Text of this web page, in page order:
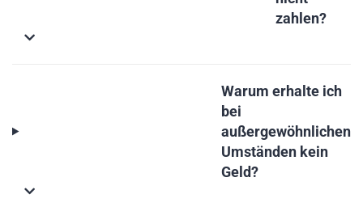
zahlen?
Warum erhalte ich
bei
außergewöhnlichen
Umständen kein
Geld?